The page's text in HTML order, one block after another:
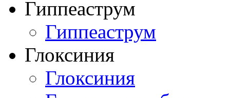
Гиппеаструм
Гиппеаструм
Глоксиния
Глоксиния